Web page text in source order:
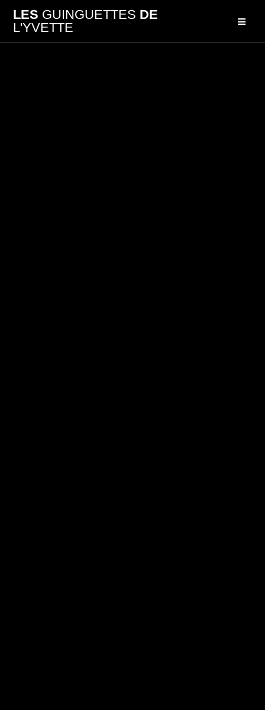
au
LES GUINGUETTES DE
L'YVETTE